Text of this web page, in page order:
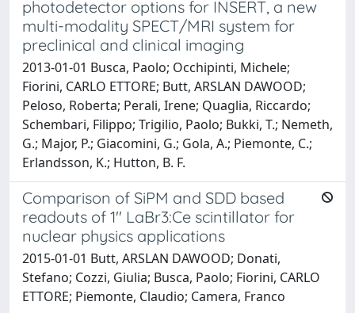
photodetector options for INSERT, a new
multi-modality SPECT/MRI system for
preclinical and clinical imaging
2013-01-01 Busca, Paolo; Occhipinti, Michele;
Fiorini, CARLO ETTORE; Butt, ARSLAN DAWOOD;
Peloso, Roberta; Perali, Irene; Quaglia, Riccardo;
Schembari, Filippo; Trigilio, Paolo; Bukki, T.; Nemeth,
G.; Major, P.; Giacomini, G.; Gola, A.; Piemonte, C.;
Erlandsson, K.; Hutton, B. F.
Comparison of SiPM and SDD based
readouts of 1'' LaBr3:Ce scintillator for
nuclear physics applications
2015-01-01 Butt, ARSLAN DAWOOD; Donati,
Stefano; Cozzi, Giulia; Busca, Paolo; Fiorini, CARLO
ETTORE; Piemonte, Claudio; Camera, Franco